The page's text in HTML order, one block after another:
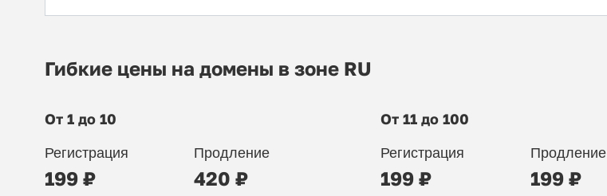
Гибкие цены на домены в зоне RU
От 1 до 10
Регистрация
199 ₽
Продление
420 ₽
От 11 до 100
Регистрация
199 ₽
Продление
199 ₽